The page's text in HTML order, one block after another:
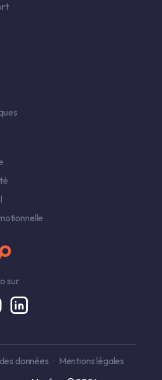
sur
données
Mentions légales